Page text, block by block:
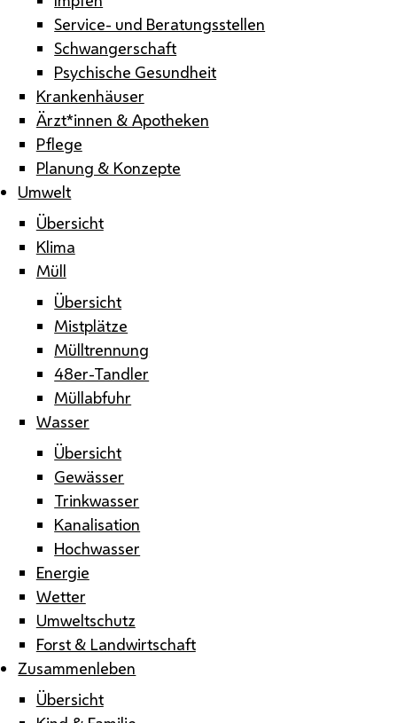
Service- und Beratungsstellen
Schwangerschaft
Psychische Gesundheit
Krankenhäuser
Ärzt*innen & Apotheken
Pflege
Planung & Konzepte
Umwelt
Übersicht
Klima
Müll
Übersicht
Mistplätze
Mülltrennung
48er-Tandler
Müllabfuhr
Wasser
Übersicht
Gewässer
Trinkwasser
Kanalisation
Hochwasser
Energie
Wetter
Umweltschutz
Forst & Landwirtschaft
Zusammenleben
Übersicht